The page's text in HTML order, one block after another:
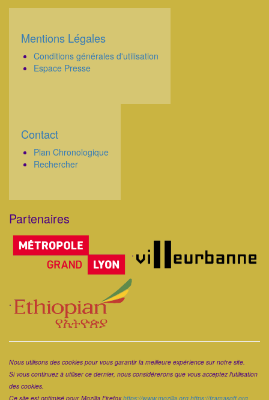
Corps
Mentions Légales
Conditions générales d'utilisation
Espace Presse
Corps
Contact
Plan Chronologique
Rechercher
Partenaires
Corps
.
.
Nous utilisons des cookies pour vous garantir la meilleure expérience sur notre site.
Si vous continuez à utiliser ce dernier, nous considérerons que vous acceptez l'utilisation
des cookies.
Ce site est optimisé pour Mozilla Firefoxhttps://www.mozilla.org https://framasoft.org